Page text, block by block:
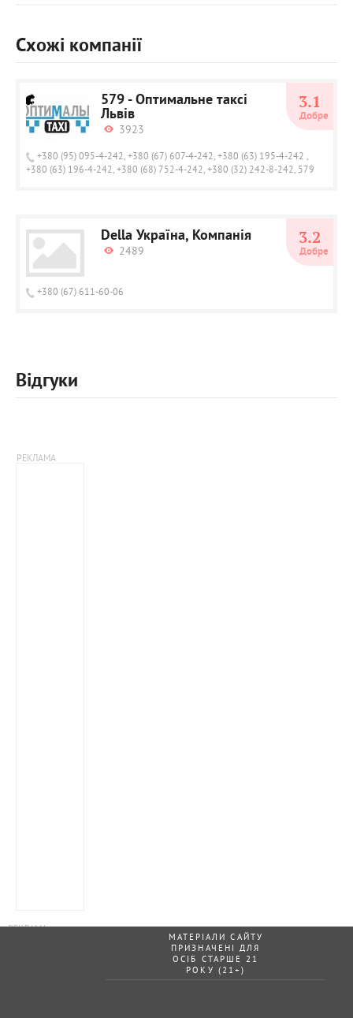
Схожі компанії
579 - Оптимальне таксі
Львів
3923
+380 (95) 095-4-242, +380 (67) 607-4-242, +380 (63) 195-4-242 ,
+380 (63) 196-4-242, +380 (68) 752-4-242, +380 (32) 242-8-242, 579
3.1
Добре
Della Україна, Компанія
2489
+380 (67) 611-60-06
3.2
Добре
Відгуки
МАТЕРІАЛИ САЙТУ
ПРИЗНАЧЕНІ ДЛЯ
ОСІБ СТАРШЕ 21
РОКУ (21+)